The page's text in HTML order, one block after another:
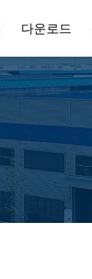
다운로드